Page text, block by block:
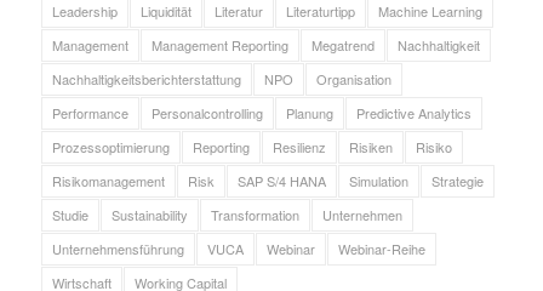
Leadership
Liquidität Literatur Literaturtipp
Machine Learning
Management
Management Reporting Megatrend
Nachhaltigkeit
Nachhaltigkeitsberichterstattung
NPO
Organisation
Performance
Personalcontrolling Planung
Predictive Analytics
Prozessoptimierung
Reporting Resilienz Risiken
Risiko
Risikomanagement
Risk SAP S/4 HANA Simulation
Strategie
Studie
Sustainability Transformation
Unternehmen
Unternehmensführung
VUCA Webinar
Webinar-Reihe
Wirtschaft
Working Capital